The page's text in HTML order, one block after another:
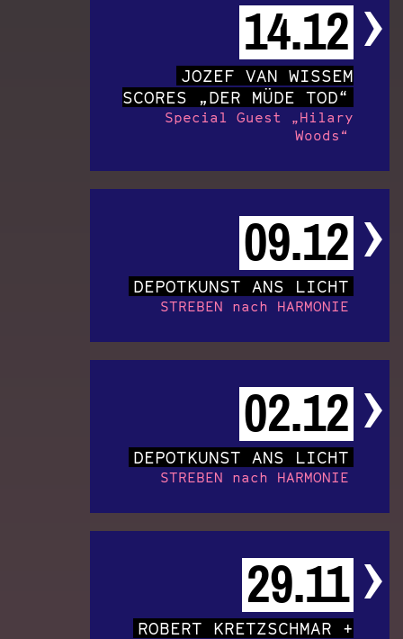
14.12
JOZEF VAN WISSEM
SCORES „DER MÜDE TOD“
Special Guest „Hilary
Woods“
09.12
DEPOTKUNST ANS LICHT
STREBEN nach HARMONIE
02.12
DEPOTKUNST ANS LICHT
STREBEN nach HARMONIE
29.11
ROBERT KRETZSCHMAR +